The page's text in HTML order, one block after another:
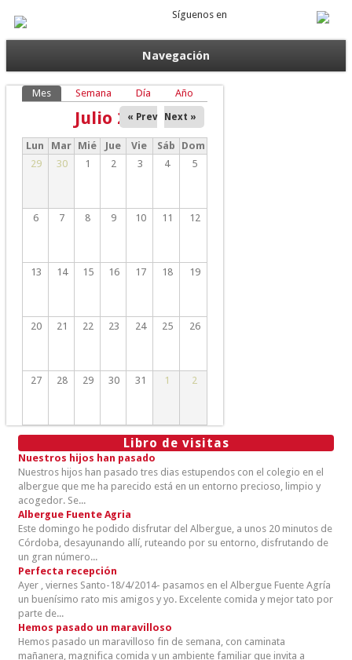
Síguenos en
Navegación
Solapas principales
Mes(solapa activa)
Semana Día Año
Julio 2026
« Prev Next »
Lun Mar Mié Jue Vie Sáb
Dom
29
30 1 2 3 4 5
6 7 8 9 10 11 12
13 14 15 16 17 18 19
20 21 22 23 24 25 26
27 28 29 30 31 1 2
Libro de visitas
Nuestros hijos han pasado
Nuestros hijos han pasado tres dias estupendos con el colegio en el
albergue que me ha parecido está en un entorno precioso, limpio y
acogedor. Se...
Albergue Fuente Agria
Este domingo he podido disfrutar del Albergue, a unos 20 minutos de
Córdoba, desayunando allí, ruteando por su entorno, disfrutando de
un gran número...
Perfecta recepción
Ayer , viernes Santo-18/4/2014- pasamos en el Albergue Fuente Agría
un buenísimo rato mis amigos y yo. Excelente comida y mejor tato por
parte de...
Hemos pasado un maravilloso
Hemos pasado un maravilloso fin de semana, con caminata
mañanera, magnifica comida y un ambiente familiar que invita a